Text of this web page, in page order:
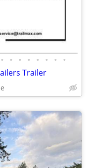
• • • • • • • •
Trailer